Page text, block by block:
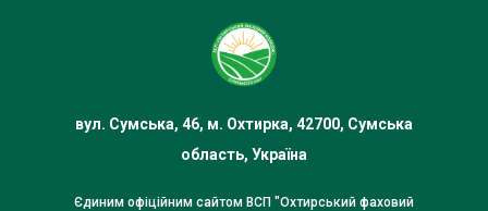
вул. Сумська, 46, м. Охтирка, 42700, Сумська
область, Україна
Єдиним офіційним сайтом ВСП "Охтирський фаховий